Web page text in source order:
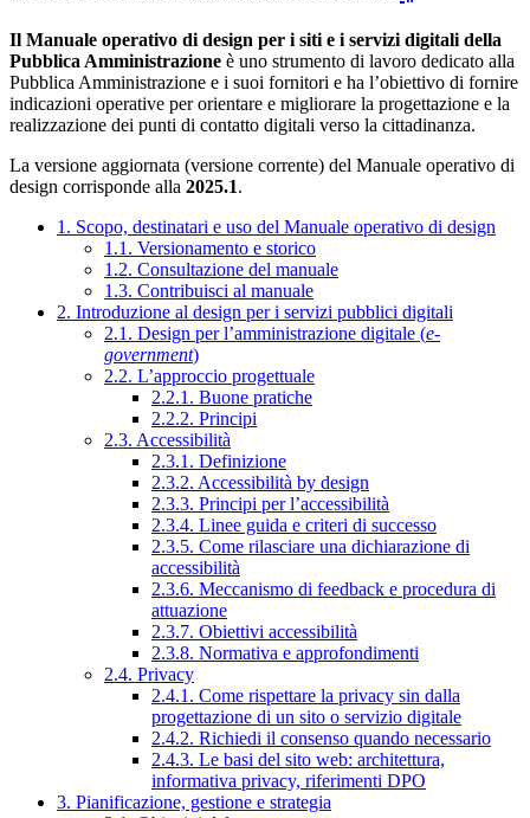
Il Manuale operativo di design per i siti e i servizi digitali della
Pubblica Amministrazione è uno strumento di lavoro dedicato alla
Pubblica Amministrazione e i suoi fornitori e ha l’obiettivo di fornire
indicazioni operative per orientare e migliorare la progettazione e la
realizzazione dei punti di contatto digitali verso la cittadinanza.
La versione aggiornata (versione corrente) del Manuale operativo di
design corrisponde alla 2025.1.
1. Scopo, destinatari e uso del Manuale operativo di design
1.1. Versionamento e storico
1.2. Consultazione del manuale
1.3. Contribuisci al manuale
2. Introduzione al design per i servizi pubblici digitali
2.1. Design per l’amministrazione digitale (e-
government)
2.2. L’approccio progettuale
2.2.1. Buone pratiche
2.2.2. Principi
2.3. Accessibilità
2.3.1. Definizione
2.3.2. Accessibilità by design
2.3.3. Principi per l’accessibilità
2.3.4. Linee guida e criteri di successo
2.3.5. Come rilasciare una dichiarazione di
accessibilità
2.3.6. Meccanismo di feedback e procedura di
attuazione
2.3.7. Obiettivi accessibilità
2.3.8. Normativa e approfondimenti
2.4. Privacy
2.4.1. Come rispettare la privacy sin dalla
progettazione di un sito o servizio digitale
2.4.2. Richiedi il consenso quando necessario
2.4.3. Le basi del sito web: architettura,
informativa privacy, riferimenti DPO
3. Pianificazione, gestione e strategia